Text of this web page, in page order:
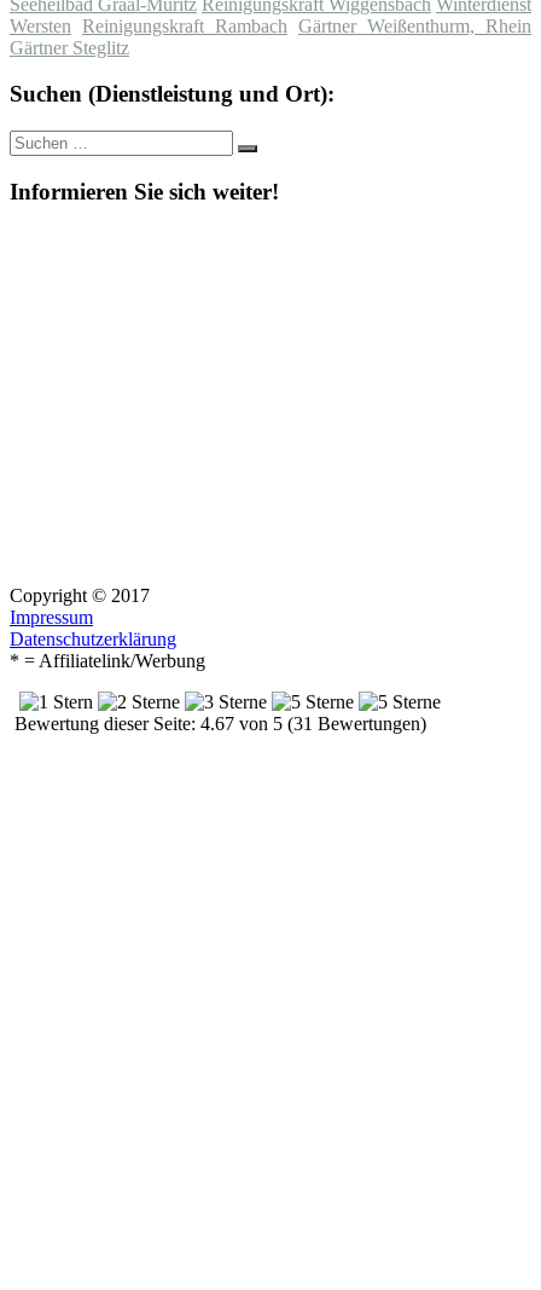
Wersten Reinigungskraft Rambach Gärtner Weißenthurm, Rhein
Gärtner Steglitz
Suchen (Dienstleistung und Ort):
Suche
nach:
Suchen
Informieren Sie sich weiter!
Copyright © 2017
Impressum
Datenschutzerklärung
* = Affiliatelink/Werbung
Bewertung dieser Seite: 4.67 von 5 (31 Bewertungen)